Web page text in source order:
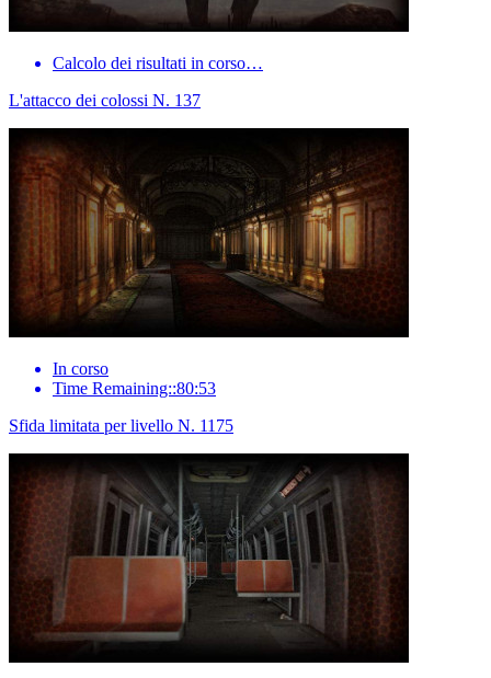
Calcolo dei risultati in corso…
L'attacco dei colossi N. 137
In corso
Time Remaining::80:53
Sfida limitata per livello N. 1175